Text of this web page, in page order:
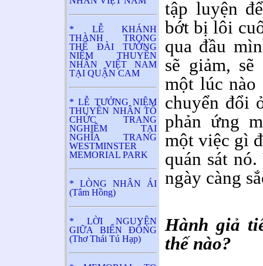
* LỄ KHÁNH
THÀNH TRỌNG
THỂ ĐÀI TƯỞNG
NIỆM THUYỀN
NHÂN VIỆT NAM
TẠI QUẬN CAM
* LỄ TƯỞNG NIỆM
THUYỀN NHÂN TỔ
CHỨC TRANG
NGHIÊM TẠI
NGHĨA TRANG
WESTMINSTER
MEMORIAL PARK
* LÒNG NHÂN ÁI
(Tâm Hồng)
* LỜI NGUYỆN
GIỮA BIỂN ĐÔNG
(Thơ Thái Tú Hạp)
tập luyện
bớt bị lôi
qua đầu
sẽ giảm,
một lúc nào
chuyển đổi
phản ứng
một việc gì
quán sát
ngày càng
Hành giả
thế nào?